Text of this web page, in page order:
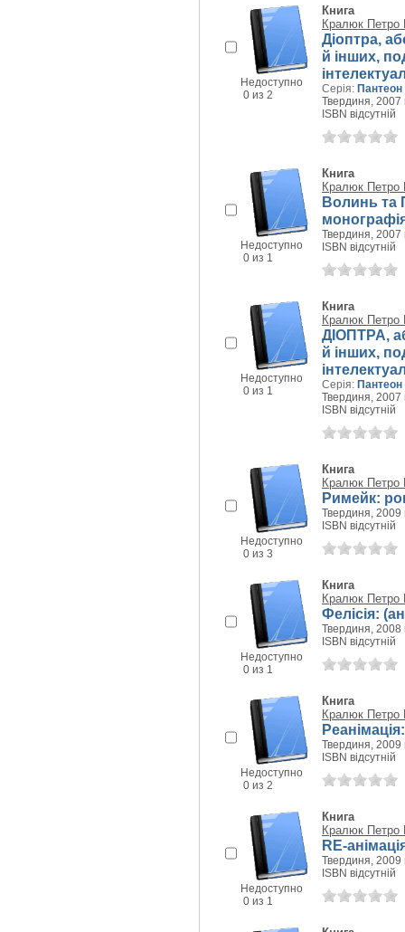
Недоступно
0 из 2
Книга
Кралюк Петро
Діоптра,
й інших,
Серія: Пантеон
Твердиня, 2007
ISBN відсутній
Недоступно
0 из 1
Книга
Кралюк Петро
Волинь та
Твердиня, 2007
ISBN відсутній
Недоступно
0 из 1
Книга
Кралюк Петро
ДІОПТРА,
й інших,
Серія: Пантеон
Твердиня, 2007
ISBN відсутній
Недоступно
0 из 3
Книга
Кралюк Петро
Римейк:
Твердиня, 2009
ISBN відсутній
Недоступно
0 из 1
Книга
Кралюк Петро
Фелісія:
Твердиня, 2008
ISBN відсутній
Недоступно
0 из 2
Книга
Кралюк Петро
Твердиня, 2009
ISBN відсутній
Недоступно
0 из 1
Книга
Кралюк Петро
RE-
Твердиня, 2009
ISBN відсутній